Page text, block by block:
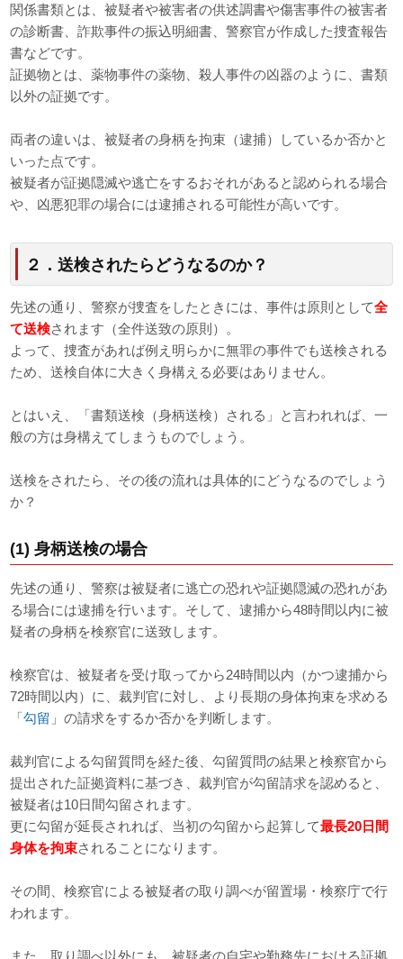
関係書類とは、被疑者や被害者の供述調書や傷害事件の被害者
の診断書、詐欺事件の振込明細書、警察官が作成した捜査報告
書などです。
証拠物とは、薬物事件の薬物、殺人事件の凶器のように、書類
以外の証拠です。
両者の違いは、被疑者の身柄を拘束（逮捕）しているか否かと
いった点です。
被疑者が証拠隠滅や逃亡をするおそれがあると認められる場合
や、凶悪犯罪の場合には逮捕される可能性が高いです。
２．送検されたらどうなるのか？
先述の通り、警察が捜査をしたときには、事件は原則として全
て送検されます（全件送致の原則）。
よって、捜査があれば例え明らかに無罪の事件でも送検される
ため、送検自体に大きく身構える必要はありません。
とはいえ、「書類送検（身柄送検）される」と言われれば、一
般の方は身構えてしまうものでしょう。
送検をされたら、その後の流れは具体的にどうなるのでしょう
か？
(1) 身柄送検の場合
先述の通り、警察は被疑者に逃亡の恐れや証拠隠滅の恐れがあ
る場合には逮捕を行います。そして、逮捕から48時間以内に被
疑者の身柄を検察官に送致します。
検察官は、被疑者を受け取ってから24時間以内（かつ逮捕から
72時間以内）に、裁判官に対し、より長期の身体拘束を求める
「勾留 」の請求をするか否かを判断します。
裁判官による勾留質問を経た後、勾留質問の結果と検察官から
提出された証拠資料に基づき、裁判官が勾留請求を認めると、
被疑者は10日間勾留されます。
更に勾留が延長されれば、当初の勾留から起算して最長20日間
身体を拘束されることになります。
その間、検察官による被疑者の取り調べが留置場・検察庁で行
われます。
また、取り調べ以外にも、被疑者の自宅や勤務先における証拠